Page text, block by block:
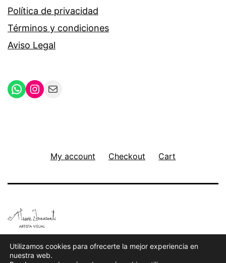
Política de privacidad
Términos y condiciones
Aviso Legal
WhatsApp
Instagram
Mail
My account Checkout Cart
Política de privacidad
Utilizamos cookies para ofrecerte la mejor experiencia en
nuestra web.